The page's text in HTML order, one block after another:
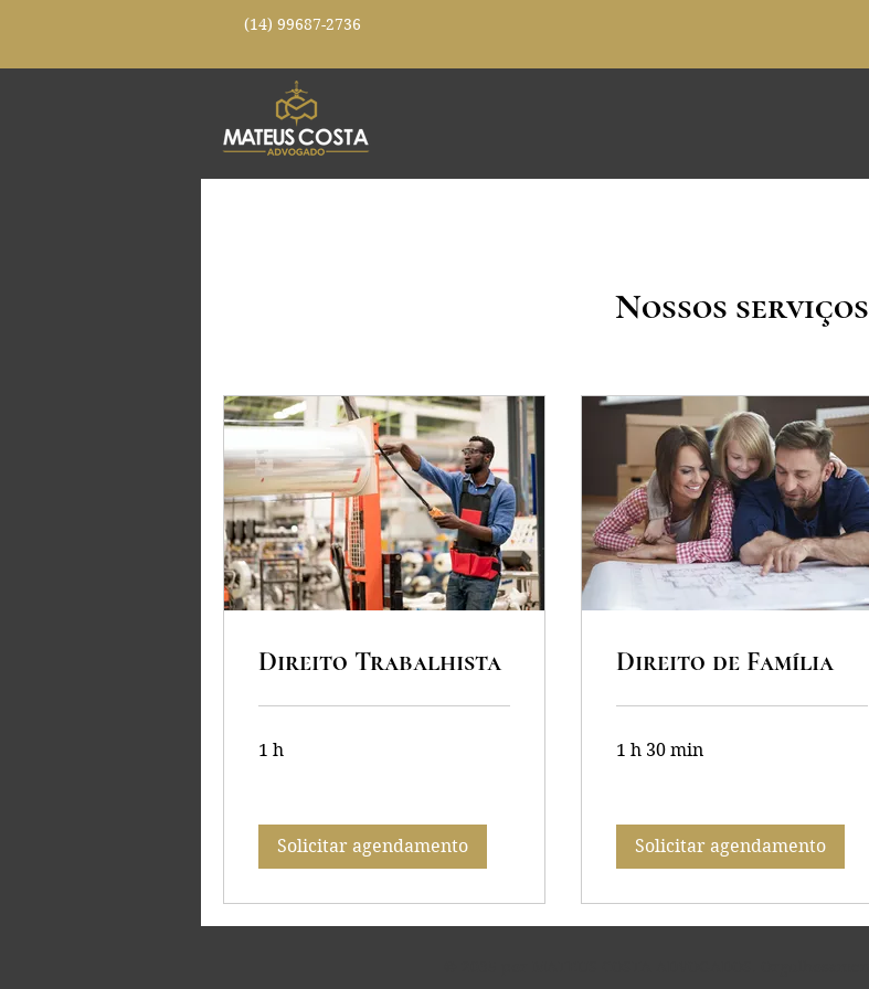
(14) 99687-2736
Nossos serviços
Direito Trabalhista
1 h
Solicitar agendamento
Direito de Família
1 h 30 min
Solicitar agendamento